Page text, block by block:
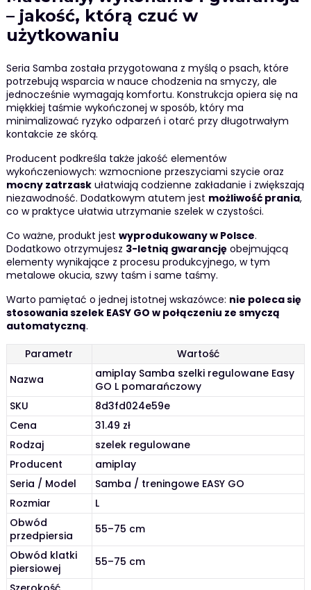
– jakość, którą czuć w
użytkowaniu
Seria Samba została przygotowana z myślą o psach, które
potrzebują wsparcia w nauce chodzenia na smyczy, ale
jednocześnie wymagają komfortu. Konstrukcja opiera się na
miękkiej taśmie wykończonej w sposób, który ma
minimalizować ryzyko odparzeń i otarć przy długotrwałym
kontakcie ze skórą.
Producent podkreśla także jakość elementów
wykończeniowych: wzmocnione przeszyciami szycie oraz
mocny zatrzaskułatwiają codzienne zakładanie i zwiększają
niezawodność. Dodatkowym atutem jest możliwość prania,
co w praktyce ułatwia utrzymanie szelek w czystości.
Co ważne, produkt jest wyprodukowany w Polsce.
Dodatkowo otrzymujesz 3-letnią gwarancjęobejmującą
elementy wynikające z procesu produkcyjnego, w tym
metalowe okucia, szwy taśm i same taśmy.
Warto pamiętać o jednej istotnej wskazówce: nie poleca się
stosowania szelek EASY GO w połączeniu ze smyczą
automatyczną.
Parametr
Wartość
Nazwa
amiplay Samba szelki regulowane Easy
GO L pomarańczowy
SKU
8d3fd024e59e
Cena
31.49 zł
Rodzaj
szelek regulowane
Producent
amiplay
Seria / Model
Samba / treningowe EASY GO
Rozmiar
L
Obwód
przedpiersia
55–75 cm
Obwód klatki
piersiowej
55–75 cm